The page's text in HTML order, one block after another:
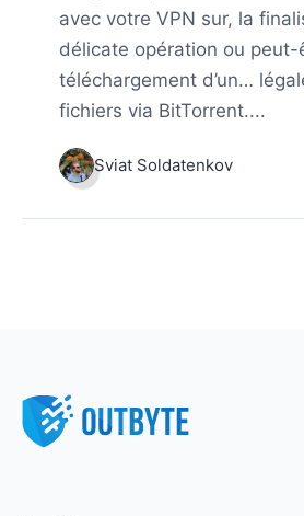
avec votre VPN sur, la
délicate opération ou peut-
téléchargement d’un…
fichiers via BitTorrent....
Sviat Soldatenkov